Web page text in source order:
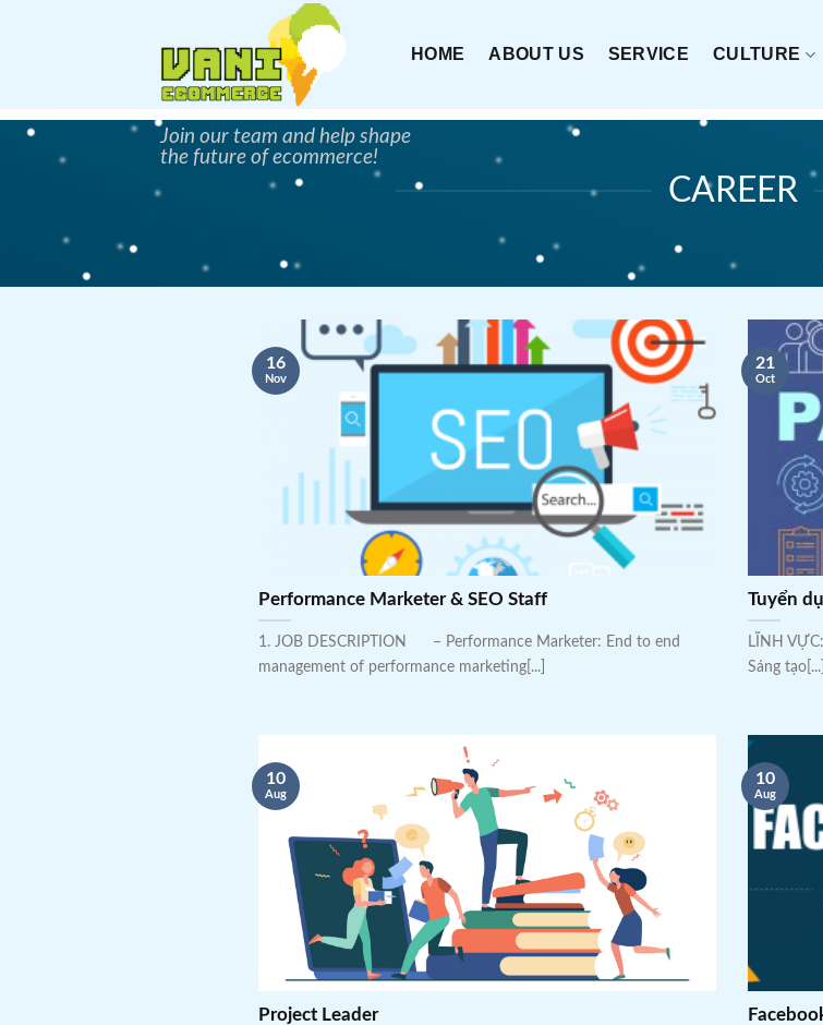
Join our team and help shape
the future of ecommerce!
HOME ABOUT US SERVICE CULTURE
CAREER
Performance Marketer & SEO Staff
1. JOB DESCRIPTION – Performance Marketer: End to end
management of performance marketing[...]
16
Nov
Tuyển
LĨNH
Sáng tạo[...]
21
Oct
Project Leader
10
Aug
10
Aug